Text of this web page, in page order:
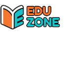
Skip
to
content